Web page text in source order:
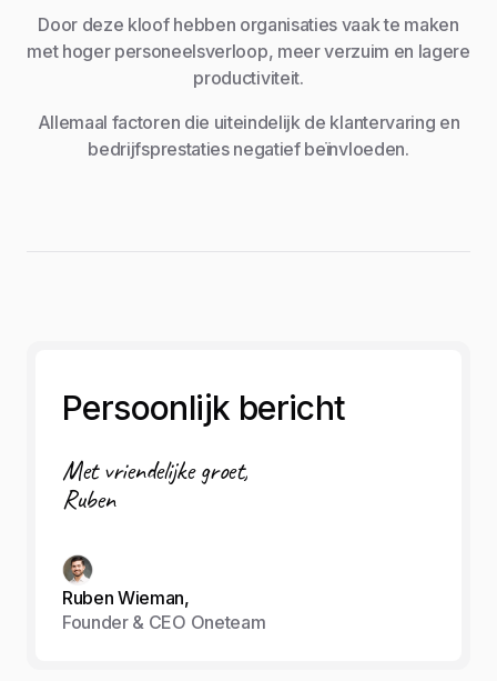
Door deze kloof hebben organisaties vaak te maken
met hoger personeelsverloop, meer verzuim en lagere
productiviteit.
Allemaal factoren die uiteindelijk de klantervaring en
bedrijfsprestaties negatief beïnvloeden.
Persoonlijk bericht
Met vriendelijke groet,
Ruben
Ruben Wieman,
Founder & CEO Oneteam